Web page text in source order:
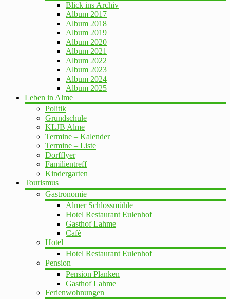
Blick ins Archiv
Album 2017
Album 2018
Album 2019
Album 2020
Album 2021
Album 2022
Album 2023
Album 2024
Album 2025
Leben in Alme
Politik
Grundschule
KLJB Alme
Termine – Kalender
Termine – Liste
Dorfflyer
Familientreff
Kindergarten
Tourismus
Gastronomie
Almer Schlossmühle
Hotel Restaurant Eulenhof
Gasthof Lahme
Cafè
Hotel
Hotel Restaurant Eulenhof
Pension
Pension Planken
Gasthof Lahme
Ferienwohnungen